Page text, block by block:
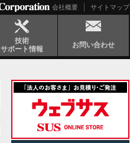
会社概要 サイトマップ
技術
サポート情報
お問い合わせ